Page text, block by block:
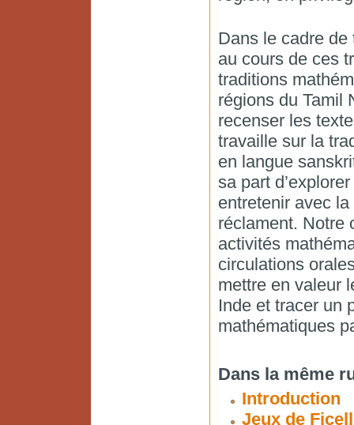
Dans le cadre
au cours de ces
traditions
régions du Tamil
recenser les
travaille sur la
en langue
sa part
entretenir avec
réclament. Notre
activités
circulations
mettre en valeur
Inde et tracer un
mathématiques
Dans la même
Introduction
Jeux de